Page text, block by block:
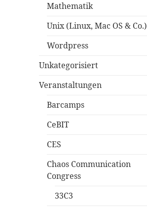
Mathematik
Unix (Linux, Mac OS & Co.)
Wordpress
Unkategorisiert
Veranstaltungen
Barcamps
CeBIT
CES
Chaos Communication
Congress
33C3